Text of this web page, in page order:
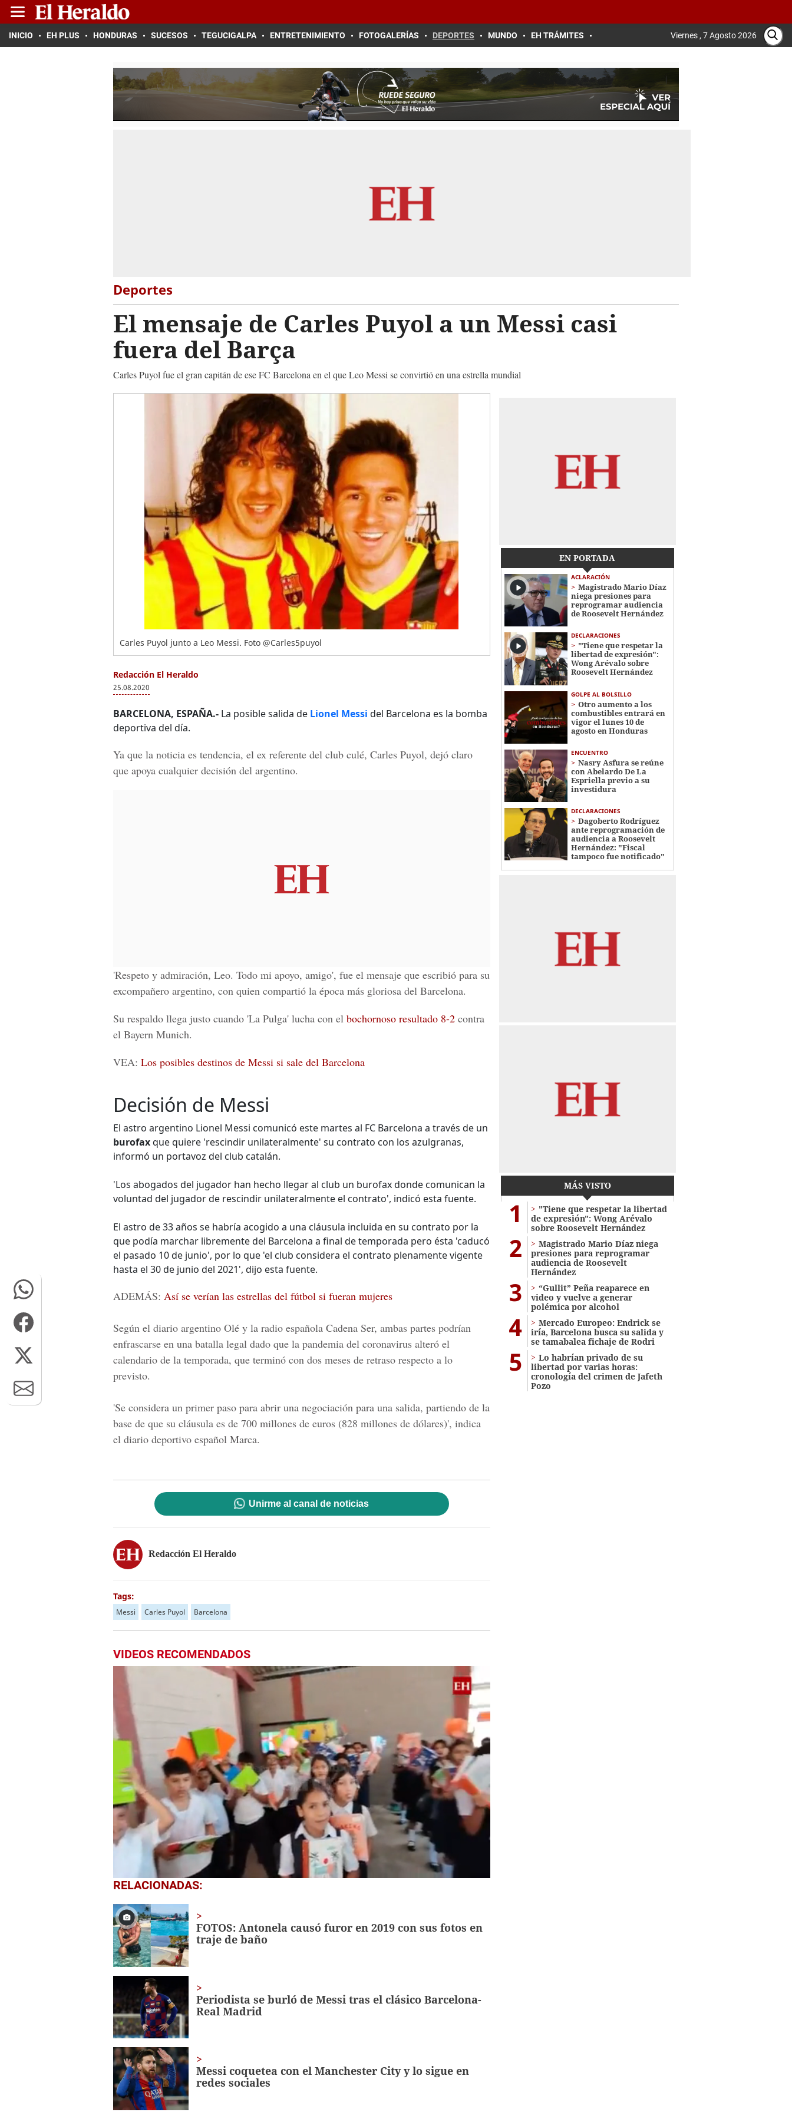
INICIO EH PLUS HONDURAS SUCESOS TEGUCIGALPA ENTRETENIMIENTO FOTOGALERÍAS DEPORTES MUNDO EH TRÁMITES Viernes , 7 Agosto 2026
Deportes
El mensaje de Carles Puyol a un Messi casi
fuera del Barça
Carles Puyol fue el gran capitán de ese FC Barcelona en el que Leo Messi se convirtió en una estrella mundial
Carles Puyol junto a Leo Messi. Foto @Carles5puyol
Redacción El Heraldo
25.08.2020
BARCELONA, ESPAÑA.- La posible salida de Lionel Messi del Barcelona es la bomba
deportiva del día.
Ya que la noticia es tendencia, el ex referente del club culé, Carles Puyol, dejó claro
que apoya cualquier decisión del argentino.
'Respeto y admiración, Leo. Todo mi apoyo, amigo', fue el mensaje que escribió para su
excompañero argentino, con quien compartió la época más gloriosa del Barcelona.
Su respaldo llega justo cuando 'La Pulga' lucha con el bochornoso resultado 8-2 contra
el Bayern Munich.
VEA: Los posibles destinos de Messi si sale del Barcelona
Decisión de Messi
El astro argentino Lionel Messi comunicó este martes al FC Barcelona a través de un
burofaxque quiere 'rescindir unilateralmente' su contrato con los azulgranas,
informó un portavoz del club catalán.
'Los abogados del jugador han hecho llegar al club un burofax donde comunican la
voluntad del jugador de rescindir unilateralmente el contrato', indicó esta fuente.
El astro de 33 años se habría acogido a una cláusula incluida en su contrato por la
que podía marchar libremente del Barcelona a final de temporada pero ésta 'caducó
el pasado 10 de junio', por lo que 'el club considera el contrato plenamente vigente
hasta el 30 de junio del 2021', dijo esta fuente.
ADEMÁS: Así se verían las estrellas del fútbol si fueran mujeres
Según el diario argentino Olé y la radio española Cadena Ser, ambas partes podrían
enfrascarse en una batalla legal dado que la pandemia del coronavirus alteró el
calendario de la temporada, que terminó con dos meses de retraso respecto a lo
previsto.
'Se considera un primer paso para abrir una negociación para una salida, partiendo de la
base de que su cláusula es de 700 millones de euros (828 millones de dólares)', indica
el diario deportivo español Marca.
Unirme al canal de noticias
Redacción El Heraldo
Tags:
Messi Carles Puyol Barcelona
VIDEOS RECOMENDADOS
0
seconds
1
minute,
56
secondsVolume
0%
RELACIONADAS:
FOTOS: Antonela causó furor en 2019 con sus fotos en
traje de baño
Periodista se burló de Messi tras el clásico Barcelona-
Real Madrid
Messi coquetea con el Manchester City y lo sigue en
redes sociales
EN PORTADA
ACLARACIÓN
Magistrado Mario Díaz
niega presiones para
reprogramar audiencia
de Roosevelt Hernández
DECLARACIONES
"Tiene que respetar la
libertad de expresión":
Wong Arévalo sobre
Roosevelt Hernández
GOLPE AL BOLSILLO
Otro aumento a los
combustibles entrará en
vigor el lunes 10 de
agosto en Honduras
ENCUENTRO
Nasry Asfura se reúne
con Abelardo De La
Espriella previo a su
investidura
DECLARACIONES
Dagoberto Rodríguez
ante reprogramación de
audiencia a Roosevelt
Hernández: "Fiscal
tampoco fue notificado"
MÁS VISTO
1
"Tiene que respetar la libertad
de expresión": Wong Arévalo
sobre Roosevelt Hernández
2
Magistrado Mario Díaz niega
presiones para reprogramar
audiencia de Roosevelt
Hernández
3
“Gullit” Peña reaparece en
video y vuelve a generar
polémica por alcohol
4
Mercado Europeo: Endrick se
iría, Barcelona busca su salida y
se tamabalea fichaje de Rodri
5
Lo habrían privado de su
libertad por varias horas:
cronología del crimen de Jafeth
Pozo